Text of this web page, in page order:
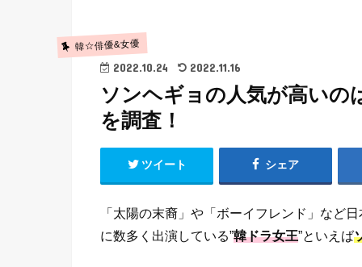
韓☆俳優&女優
2022.10.24 2022.11.16
ソンヘギョの人気が高いの
を調査！
ツイート シェア
「太陽の末裔」や「ボーイフレンド」など
に数多く出演している”韓ドラ女王”といえば